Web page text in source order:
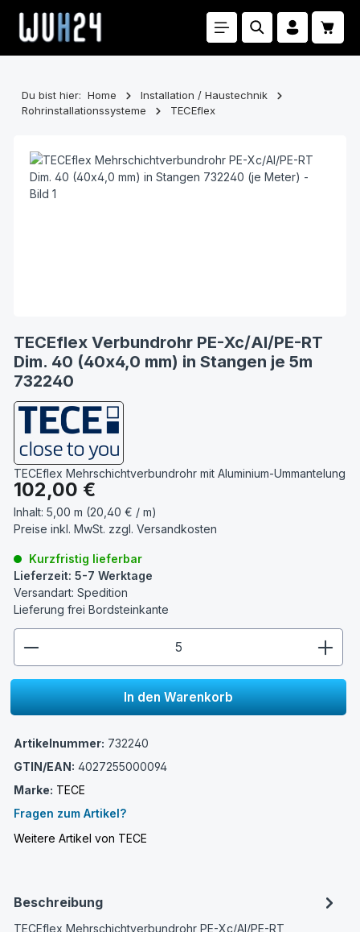
Zum Hauptinhalt springen
Du bist hier: Home
Installation / Haustechnik
Rohrinstallationssysteme
TECEflex
TECEflex Verbundrohr PE-Xc/Al/PE-RT
Dim. 40 (40x4,0 mm) in Stangen je 5m
732240
TECEflex Mehrschichtverbundrohr mit Aluminium-Ummantelung
Regulärer Preis:
102,00 €
Inhalt: 5,00 m (20,40 € / m)
Preise inkl. MwSt. zzgl. Versandkosten
Kurzfristig lieferbar
Lieferzeit: 5-7 Werktage
Versandart: Spedition
Lieferung frei Bordsteinkante
In den Warenkorb
Artikelnummer: 732240
GTIN/EAN: 4027255000094
Marke: TECE
Fragen zum Artikel?
Weitere Artikel von TECE
Beschreibung
TECEflex Mehrschichtverbundrohr PE-Xc/Al/PE-RT